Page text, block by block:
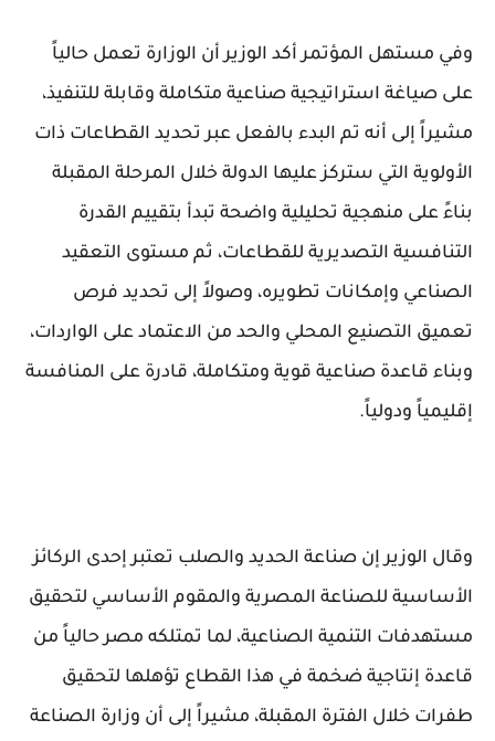
وفي مستهل المؤتمر أكد الوزير أن الوزارة تعمل حالياً
على صياغة استراتيجية صناعية متكاملة وقابلة للتنفيذ،
مشيراً إلى أنه تم البدء بالفعل عبر تحديد القطاعات ذات
الأولوية التي ستركز عليها الدولة خلال المرحلة المقبلة
بناءً على منهجية تحليلية واضحة تبدأ بتقييم القدرة
التنافسية التصديرية للقطاعات، ثم مستوى التعقيد
الصناعي وإمكانات تطويره، وصولاً إلى تحديد فرص
تعميق التصنيع المحلي والحد من الاعتماد على الواردات،
وبناء قاعدة صناعية قوية ومتكاملة، قادرة على المنافسة
إقليمياً ودولياً.
وقال الوزير إن صناعة الحديد والصلب تعتبر إحدى الركائز
الأساسية للصناعة المصرية والمقوم الأساسي لتحقيق
مستهدفات التنمية الصناعية، لما تمتلكه مصر حالياً من
قاعدة إنتاجية ضخمة في هذا القطاع تؤهلها لتحقيق
طفرات خلال الفترة المقبلة، مشيراً إلى أن وزارة الصناعة